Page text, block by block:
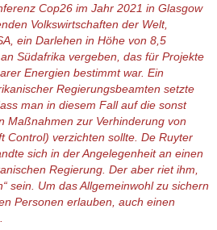
Cop26 im Jahr 2021 in Glasgow
Volkswirtschaften der Welt,
ein Darlehen in Höhe von 8,5
Südafrika vergeben, das für Projekte
Energien bestimmt war. Ein
Regierungsbeamten setzte
man in diesem Fall auf die sonst
Maßnahmen zur Verhinderung von
Control) verzichten sollte. De Ruyter
sich in der Angelegenheit an einen
Regierung. Der aber riet ihm,
sein. Um das Allgemeinwohl zu sichern
Personen erlauben, auch einen